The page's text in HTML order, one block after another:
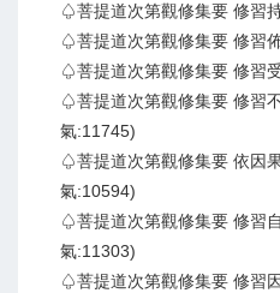
♤菩提道次第觀修集要 修習
♤菩提道次第觀修集要 修習
♤菩提道次第觀修集要 修習
♤菩提道次第觀修集要 修習
氣:11745)
♤菩提道次第觀修集要 依因
氣:10594)
♤菩提道次第觀修集要 修習
氣:11303)
♤菩提道次第觀修集要 修習